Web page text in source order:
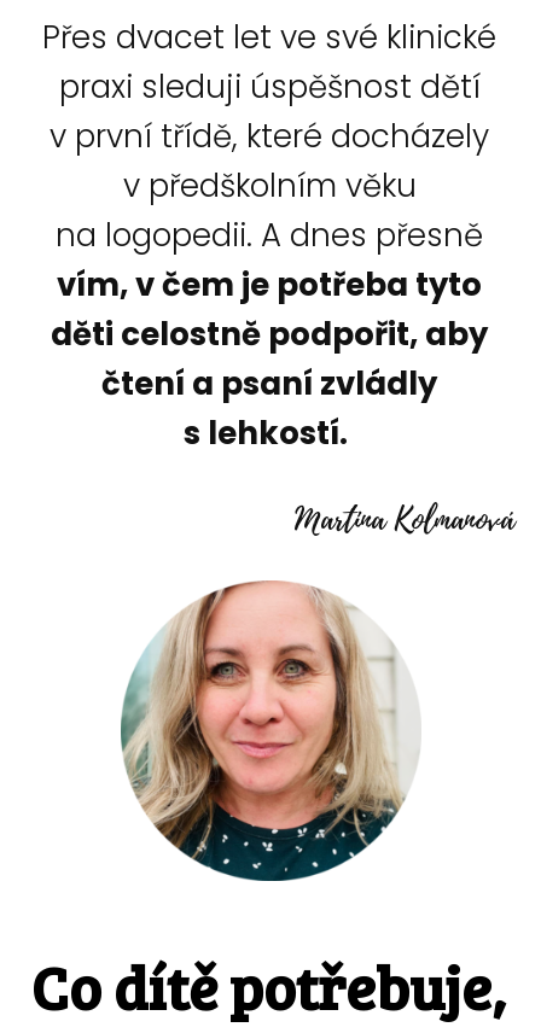
Přes dvacet let ve své klinické
praxi sleduji úspěšnost dětí
v první třídě, které docházely
v předškolním věku
na logopedii. A dnes přesně
vím, v čem je potřeba tyto
děti celostně podpořit, aby
čtení a psaní zvládly
s lehkostí.
Martina Kolmanová
Co dítě potřebuje,